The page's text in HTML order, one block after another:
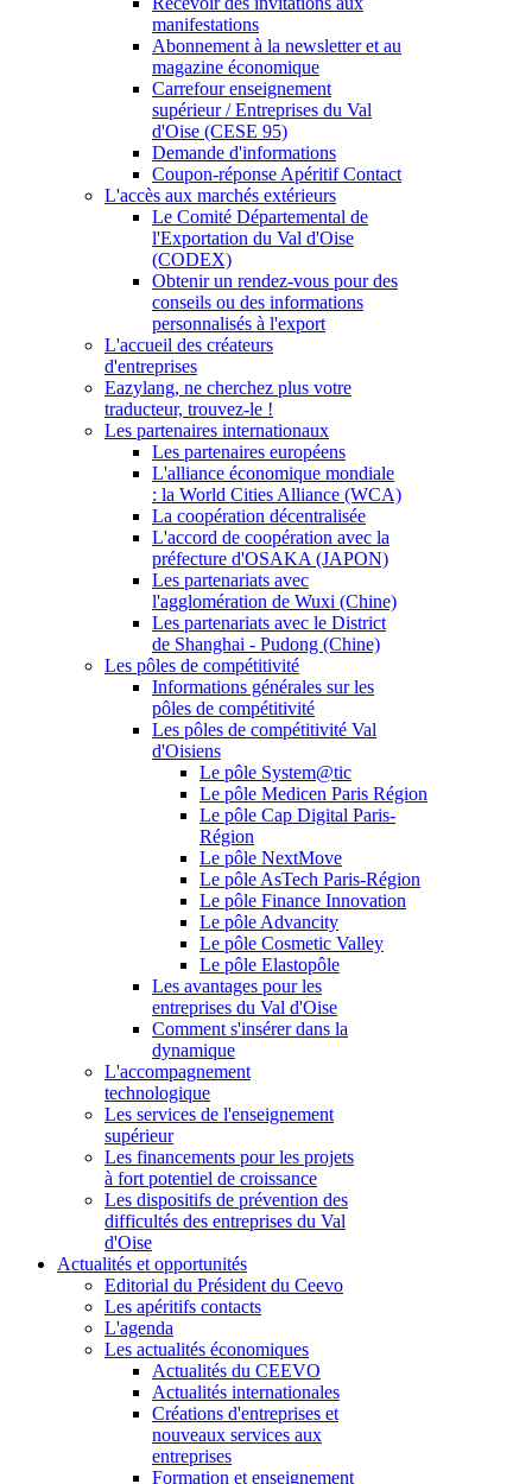
manifestations
Abonnement à la newsletter et au
magazine économique
Carrefour enseignement
supérieur / Entreprises du Val
d'Oise (CESE 95)
Demande d'informations
Coupon-réponse Apéritif Contact
L'accès aux marchés extérieurs
Le Comité Départemental de
l'Exportation du Val d'Oise
(CODEX)
Obtenir un rendez-vous pour des
conseils ou des informations
personnalisés à l'export
L'accueil des créateurs
d'entreprises
Eazylang, ne cherchez plus votre
traducteur, trouvez-le !
Les partenaires internationaux
Les partenaires européens
L'alliance économique mondiale
: la World Cities Alliance (WCA)
La coopération décentralisée
L'accord de coopération avec la
préfecture d'OSAKA (JAPON)
Les partenariats avec
l'agglomération de Wuxi (Chine)
Les partenariats avec le District
de Shanghai - Pudong (Chine)
Les pôles de compétitivité
Informations générales sur les
pôles de compétitivité
Les pôles de compétitivité Val
d'Oisiens
Le pôle System@tic
Le pôle Medicen Paris Région
Le pôle Cap Digital Paris-
Région
Le pôle NextMove
Le pôle AsTech Paris-Région
Le pôle Finance Innovation
Le pôle Advancity
Le pôle Cosmetic Valley
Le pôle Elastopôle
Les avantages pour les
entreprises du Val d'Oise
Comment s'insérer dans la
dynamique
L'accompagnement
technologique
Les services de l'enseignement
supérieur
Les financements pour les projets
à fort potentiel de croissance
Les dispositifs de prévention des
difficultés des entreprises du Val
d'Oise
Actualités et opportunités
Editorial du Président du Ceevo
Les apéritifs contacts
L'agenda
Les actualités économiques
Actualités du CEEVO
Actualités internationales
Créations d'entreprises et
nouveaux services aux
entreprises
Formation et enseignement